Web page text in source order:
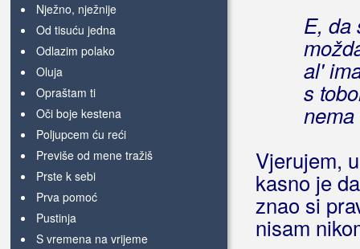
Nježno, nježnije
Od tisuću jedna
Odlazim polako
Oluja
Opraštam ti
Oči boje kestena
Poljupcem ću reći
Previše od mene tražiš
Prste k sebi
Prva pomoć
Pustinja
S vremena na vrijeme
E, da
al'
s
Vjerujem,
kasno je
znao si
nisam